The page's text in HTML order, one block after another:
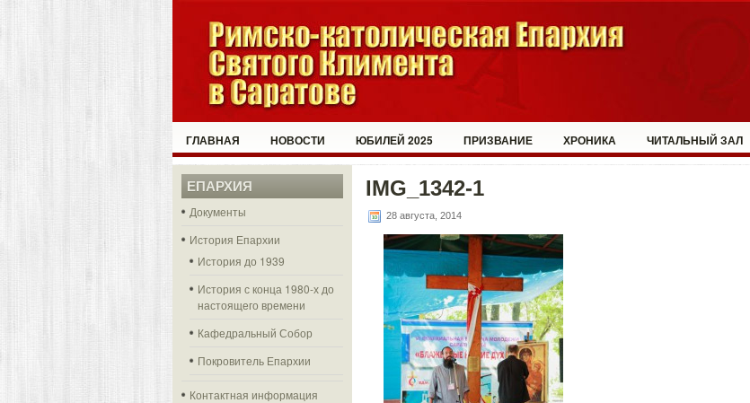
ГЛАВНАЯ НОВОСТИ ЮБИЛЕЙ 2025 ПРИЗВАНИЕ ХРОНИКА ЧИТАЛЬНЫЙ ЗАЛ
ЕПАРХИЯ
Документы
История Епархии
История до 1939
История с конца 1980-х до
настоящего времени
Кафедральный Собор
Покровитель Епархии
Контактная информация
IMG_1342-1
28 августа, 2014